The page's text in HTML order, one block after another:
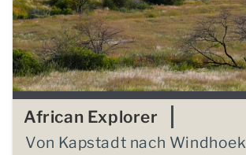
African Explorer
Von Kapstadt nach Windhoek